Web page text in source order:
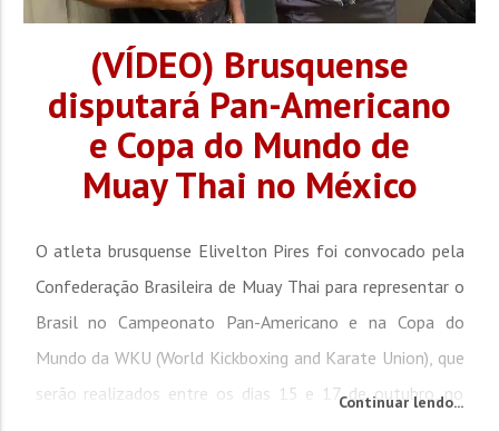
(VÍDEO) Brusquense
disputará Pan-Americano
e Copa do Mundo de
Muay Thai no México
O atleta brusquense Elivelton Pires foi convocado pela
Confederação Brasileira de Muay Thai para representar o
Brasil no Campeonato Pan-Americano e na Copa do
Mundo da WKU (World Kickboxing and Karate Union), que
serão realizados entre os dias 15 e 17 de outubro, no
Continuar lendo...